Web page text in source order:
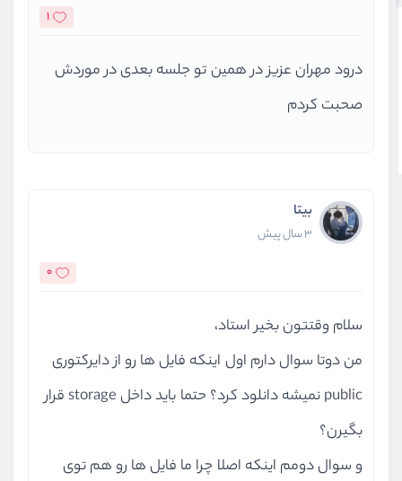
1
درود مهران عزیز در همین تو جلسه بعدی در موردش
صحبت کردم
بیتا
3 سال پیش
0
سلام وقتتون بخیر استاد،
من دوتا سوال دارم اول اینکه فایل ها رو از دایرکتوری
public نمیشه دانلود کرد؟ حتما باید داخل storage قرار
بگیرن؟
و سوال دومم اینکه اصلا چرا ما فایل ها رو هم توی